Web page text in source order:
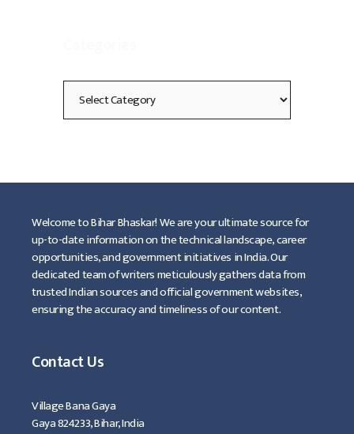
Welcome to Bihar Bhaskar! We are your ultimate source for
up-to-date information on the technical landscape, career
opportunities, and government initiatives in India. Our
dedicated team of writers meticulously gathers data from
trusted Indian sources and official government websites,
ensuring the accuracy and timeliness of our content.
Contact Us
Village Bana Gaya
Gaya 824233, Bihar, India